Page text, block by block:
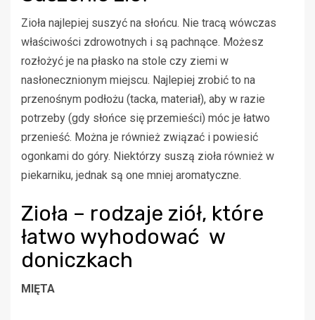
Zioła najlepiej suszyć na słońcu. Nie tracą wówczas
właściwości zdrowotnych i są pachnące. Możesz
rozłożyć je na płasko na stole czy ziemi w
nasłonecznionym miejscu. Najlepiej zrobić to na
przenośnym podłożu (tacka, materiał), aby w razie
potrzeby (gdy słońce się przemieści) móc je łatwo
przenieść. Można je również związać i powiesić
ogonkami do góry. Niektórzy suszą zioła również w
piekarniku, jednak są one mniej aromatyczne.
Zioła – rodzaje ziół, które
łatwo wyhodować w
doniczkach
MIĘTA